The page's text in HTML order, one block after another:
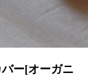
ー[オーガニ